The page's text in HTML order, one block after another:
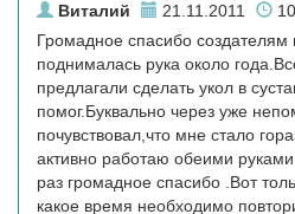
Виталий 21.11.2011
Громадное спасибо создателям
поднималась рука около
предлагали сделать укол в
помог.Буквально через уже
почувствовал,что мне стало
активно работаю обеими
раз громадное спасибо .Вот
какое время необходимо